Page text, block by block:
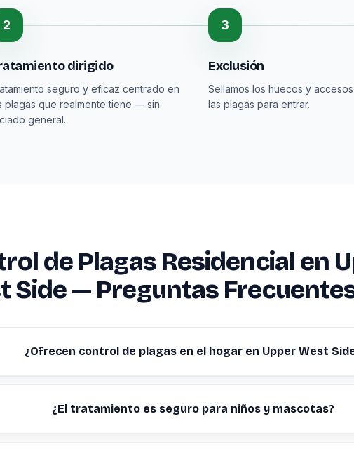
2
dirigido
seguro y eficaz centrado en
plagas que realmente tiene — sin
general.
3
Exclusión
Sellamos los huecos y
las plagas para entrar.
de Plagas Residencial en
Side — Preguntas
¿Ofrecen control de plagas en el hogar en Upper West
¿El tratamiento es seguro para niños y mascotas?